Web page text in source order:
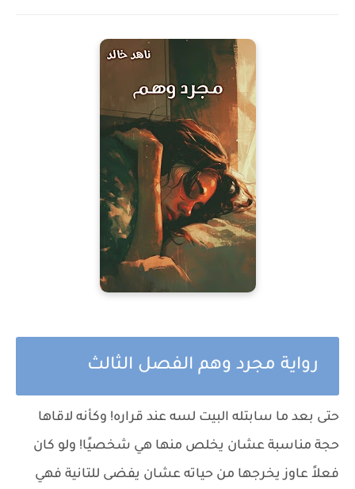
رواية مجرد وهم الفصل الثالث
حتى بعد ما سابتله البيت لسه عند قراره! وكأنه لاقاها
حجة مناسبة عشان يخلص منها هي شخصيًا! ولو كان
فعلاً عاوز يخرجها من حياته عشان يفضى للتانية فهي